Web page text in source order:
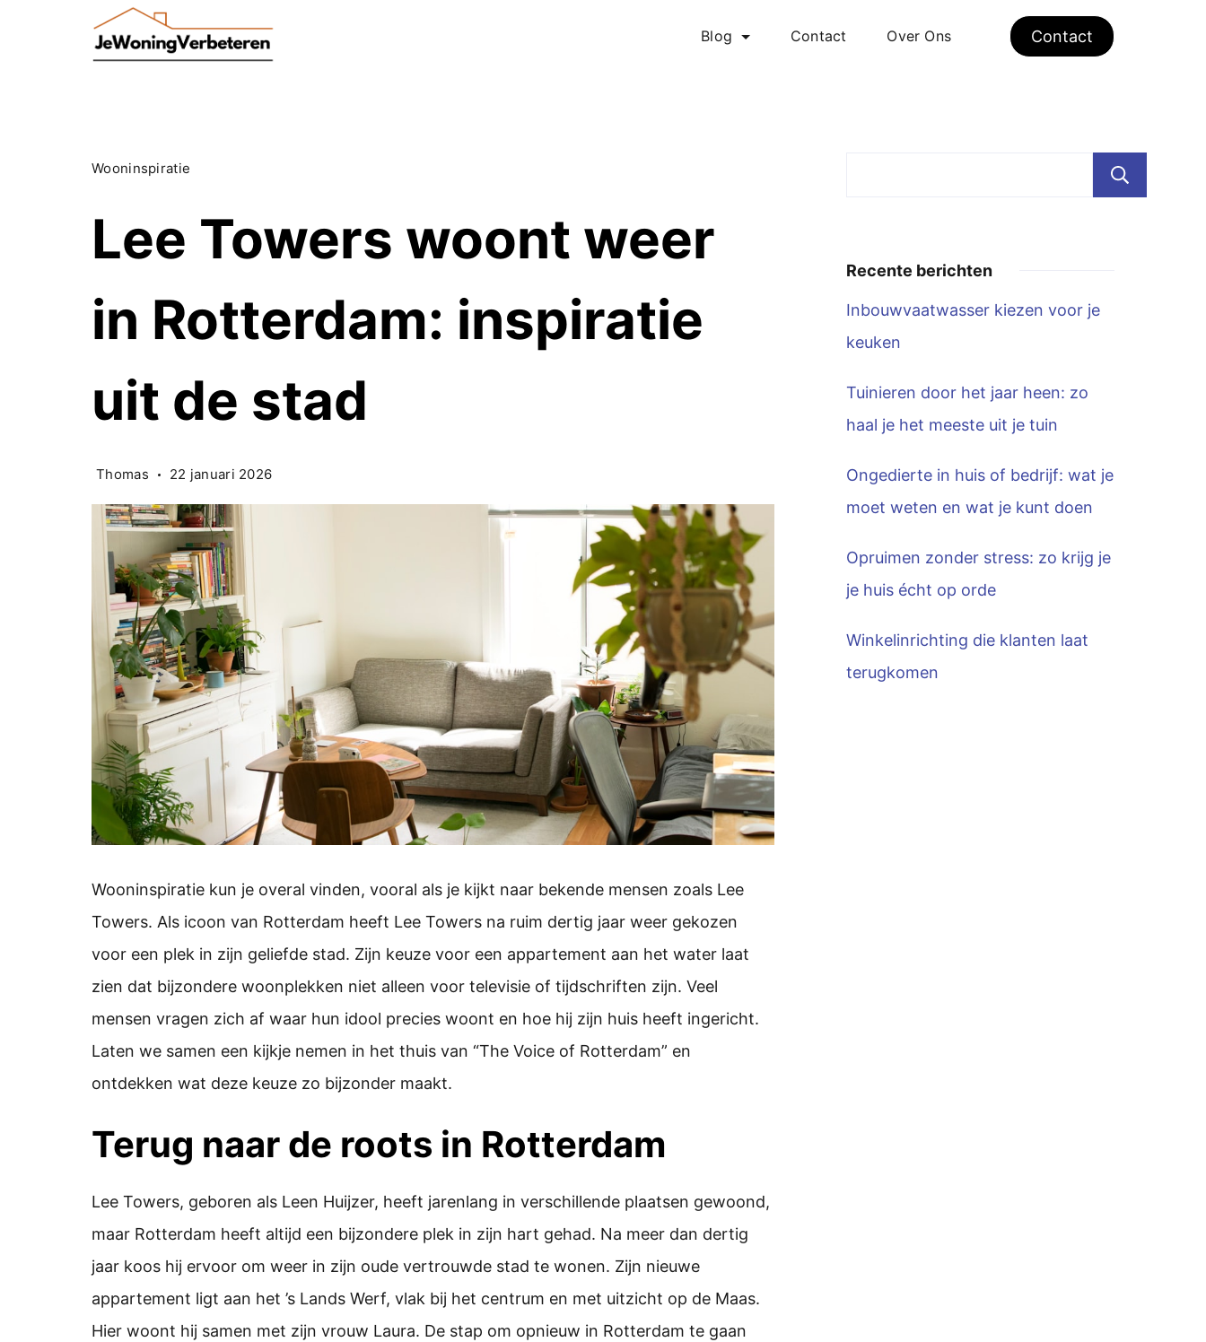
Blog Contact Over Ons Contact
Wooninspiratie
Lee Towers woont weer
in Rotterdam: inspiratie
uit de stad
Thomas 22 januari 2026
Wooninspiratie kun je overal vinden, vooral als je kijkt naar bekende mensen zoals Lee
Towers. Als icoon van Rotterdam heeft Lee Towers na ruim dertig jaar weer gekozen
voor een plek in zijn geliefde stad. Zijn keuze voor een appartement aan het water laat
zien dat bijzondere woonplekken niet alleen voor televisie of tijdschriften zijn. Veel
mensen vragen zich af waar hun idool precies woont en hoe hij zijn huis heeft ingericht.
Laten we samen een kijkje nemen in het thuis van “The Voice of Rotterdam” en
ontdekken wat deze keuze zo bijzonder maakt.
Terug naar de roots in Rotterdam
Lee Towers, geboren als Leen Huijzer, heeft jarenlang in verschillende plaatsen gewoond,
maar Rotterdam heeft altijd een bijzondere plek in zijn hart gehad. Na meer dan dertig
jaar koos hij ervoor om weer in zijn oude vertrouwde stad te wonen. Zijn nieuwe
appartement ligt aan het ’s Lands Werf, vlak bij het centrum en met uitzicht op de Maas.
Hier woont hij samen met zijn vrouw Laura. De stap om opnieuw in Rotterdam te gaan
Recente berichten
Inbouwvaatwasser kiezen voor je
keuken
Tuinieren door het jaar heen: zo
haal je het meeste uit je tuin
Ongedierte in huis of bedrijf: wat je
moet weten en wat je kunt doen
Opruimen zonder stress: zo krijg je
je huis écht op orde
Winkelinrichting die klanten laat
terugkomen